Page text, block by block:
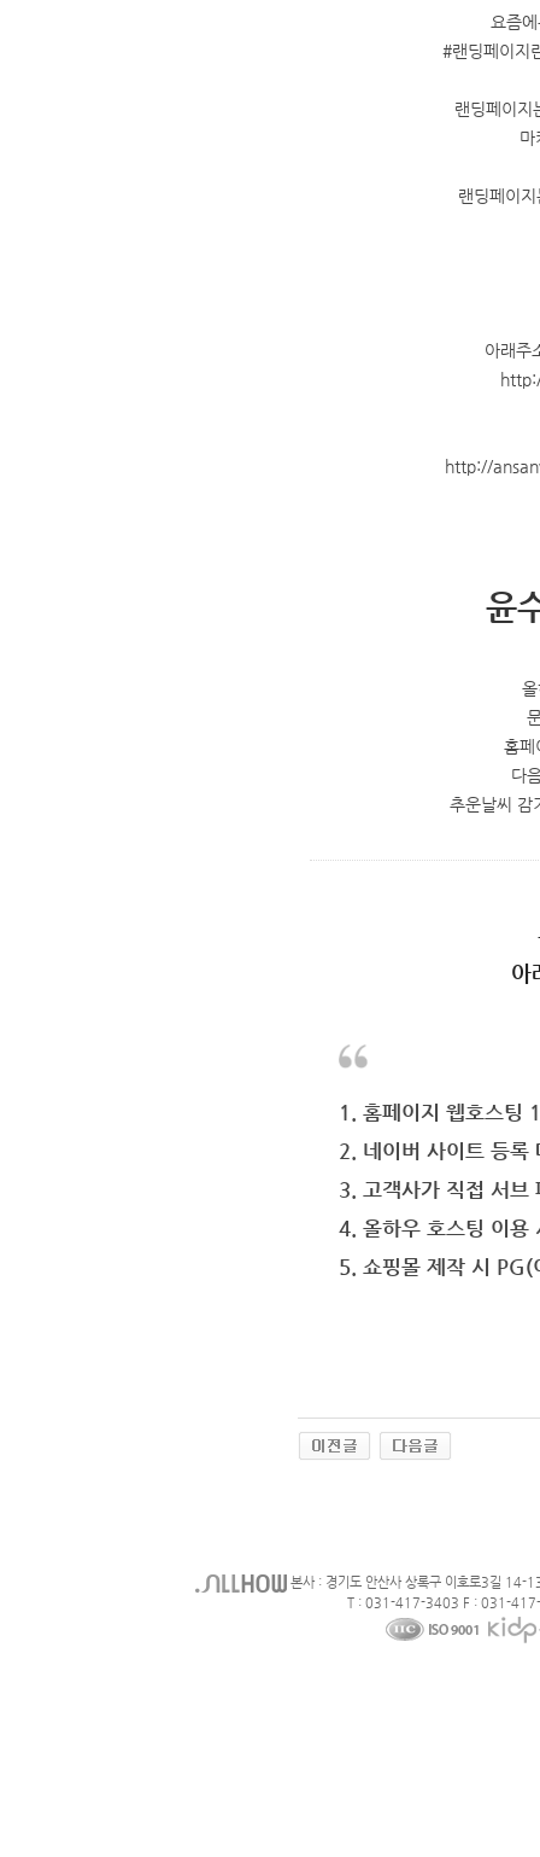
요즘
#랜딩페이지
랜딩페이지
마
랜딩페이
아래주
http://
윤
홈페
다
추운날씨 감
아
1. 홈페이지 웹호스팅
2. 네이버 사이트 등록
3. 고객사가 직접 서브
4. 올하우 호스팅 이용
5. 쇼핑몰 제작 시
본사 : 경기도 안산사 상록구 이호로3길 14-
T : 031-417-3403 F : 031-